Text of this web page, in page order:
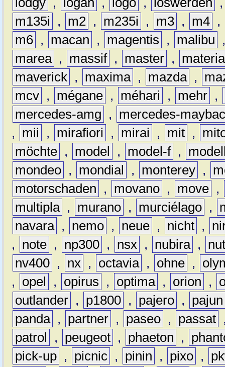
m135i
, m2 , m235i , m3 , m4 ,
m6 , macan , magentis , malibu
marea , massif , master ,
materia
maverick , maxima , mazda ,
mcv , mégane , méhari , mehr ,
mercedes-amg
,
mercedes-
,
mii , mirafiori , mirai , mit ,
möchte , model , model-f ,
mondeo , mondial , monterey ,
motorschaden
, movano , move ,
multipla , murano , murciélago ,
navara , nemo , neue , nicht ,
,
note , np300 , nsx , nubira ,
nv400 , nx , octavia , ohne ,
,
opel , opirus , optima , orion ,
outlander , p1800 , pajero ,
pajun
panda , partner , paseo , passat
patrol
, peugeot , phaeton ,
pick-up , picnic , pinin , pixo ,